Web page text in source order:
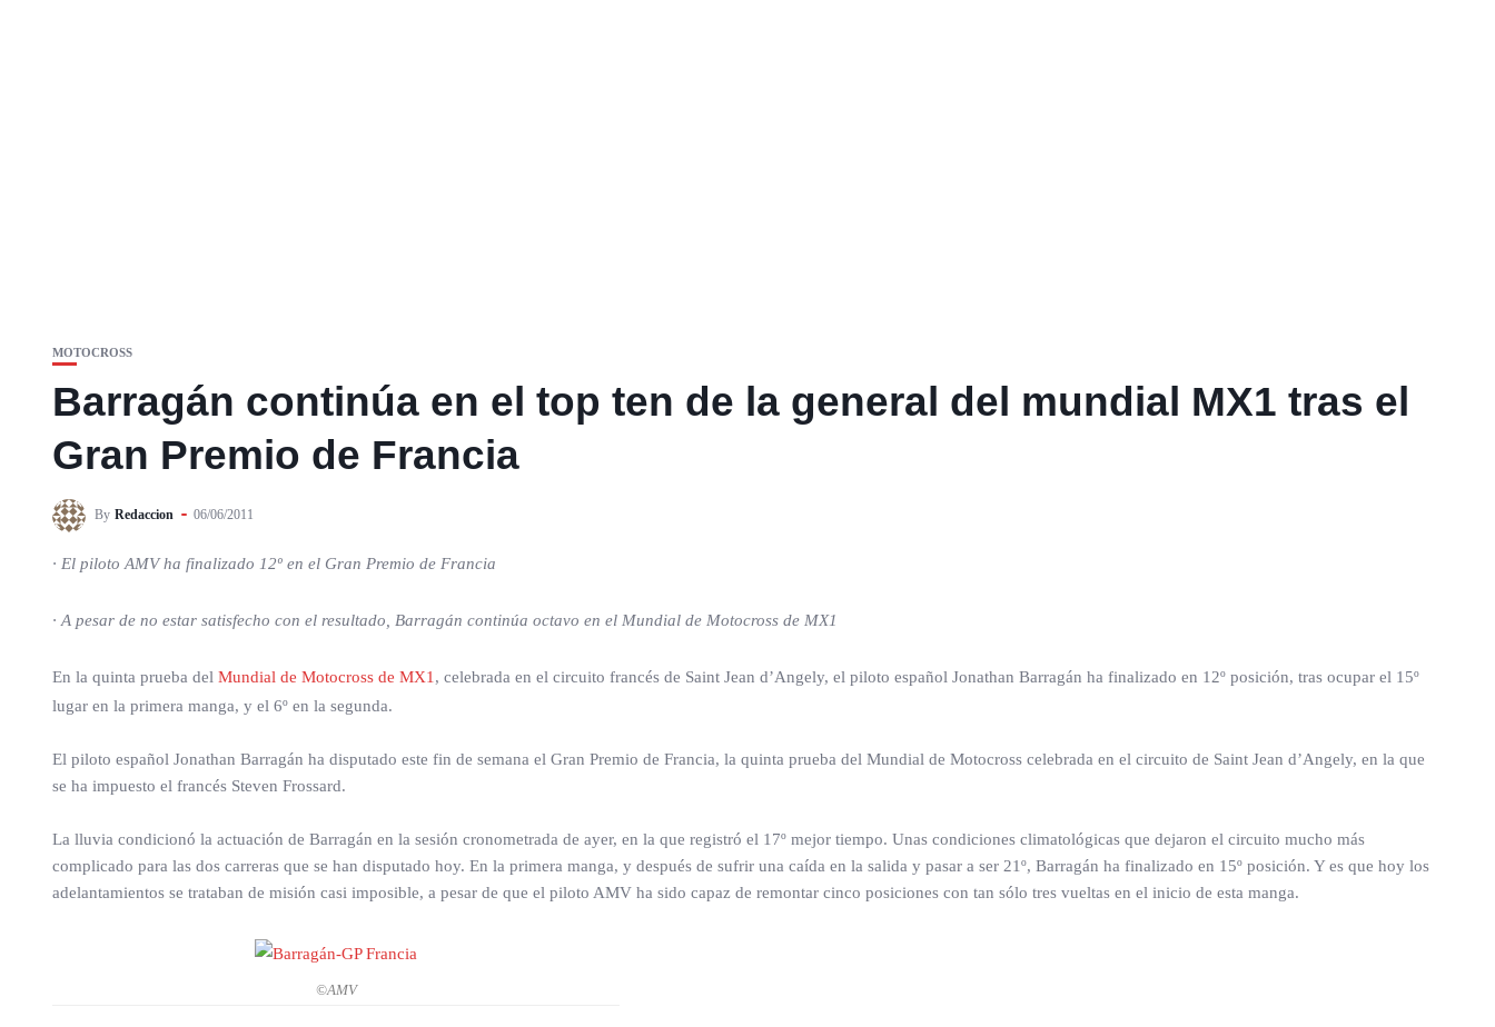
MOTOCROSS
Barragán continúa en el top ten de la general del mundial MX1 tras el
Gran Premio de Francia
By Redaccion 06/06/2011
· El piloto AMV ha finalizado 12º en el Gran Premio de Francia
· A pesar de no estar satisfecho con el resultado, Barragán continúa octavo en el Mundial de Motocross de MX1
En la quinta prueba del Mundial de Motocross de MX1 , celebrada en el circuito francés de Saint Jean d’Angely, el piloto español Jonathan Barragán ha finalizado en 12º posición, tras ocupar el 15º
lugar en la primera manga, y el 6º en la segunda.
El piloto español Jonathan Barragán ha disputado este fin de semana el Gran Premio de Francia, la quinta prueba del Mundial de Motocross celebrada en el circuito de Saint Jean d’Angely, en la que
se ha impuesto el francés Steven Frossard.
La lluvia condicionó la actuación de Barragán en la sesión cronometrada de ayer, en la que registró el 17º mejor tiempo. Unas condiciones climatológicas que dejaron el circuito mucho más
complicado para las dos carreras que se han disputado hoy. En la primera manga, y después de sufrir una caída en la salida y pasar a ser 21º, Barragán ha finalizado en 15º posición. Y es que hoy los
adelantamientos se trataban de misión casi imposible, a pesar de que el piloto AMV ha sido capaz de remontar cinco posiciones con tan sólo tres vueltas en el inicio de esta manga.
©AMV